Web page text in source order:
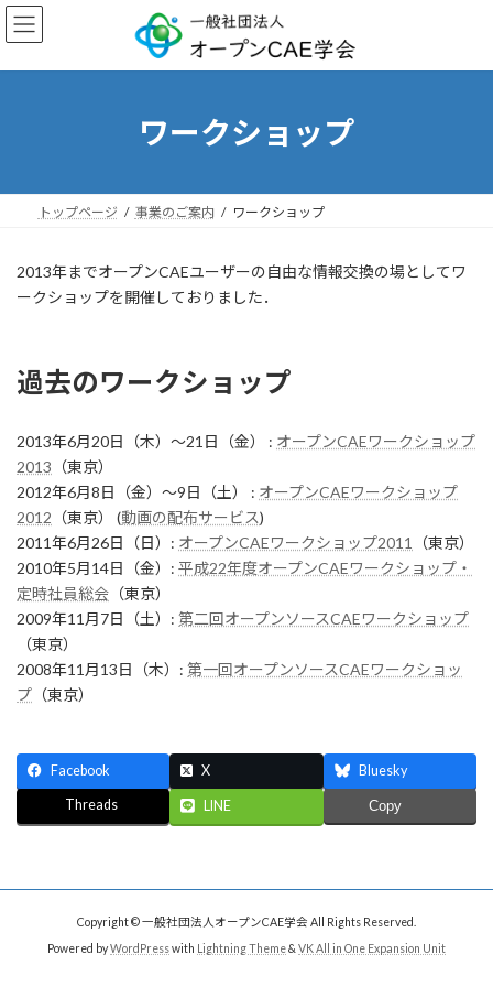
コ
ン
ン
ナ
ビ
ー
ワークショップ
トップページ 事業のご案内 ワークショップ
2013年までオープンCAEユーザーの自由な情報交換の場としてワ
ークショップを開催しておりました．
過去のワークショップ
2013年6月20日（木）～21日（金） : オープンCAEワークショップ
2013 （東京）
2012年6月8日（金）～9日（土） : オープンCAEワークショップ
2012 （東京） (動画の配布サービス)
2011年6月26日（日）: オープンCAEワークショップ2011
（東京）
2010年5月14日（金）: 平成22年度オープンCAEワークショップ・
定時社員総会 （東京）
2009年11月7日（土）: 第二回オープンソースCAEワークショップ
（東京）
2008年11月13日（木）: 第一回オープンソースCAEワークショッ
プ （東京）
Facebook X Bluesky
Threads LINE Copy
Copyright © 一般社団法人オープンCAE学会 All Rights Reserved.
Powered byWordPresswith Lightning Theme& VK All in One Expansion Unit